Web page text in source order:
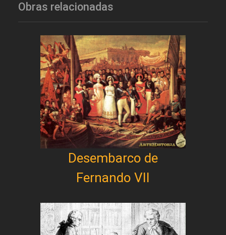
Obras relacionadas
Desembarco de
Fernando VII